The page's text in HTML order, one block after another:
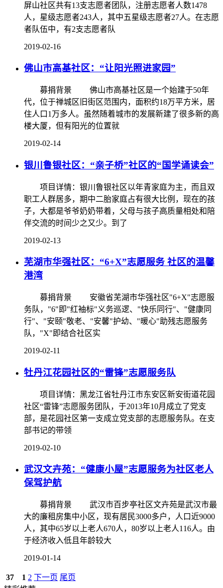
屏山社区共有13支志愿者团队，注册志愿者人数1478
人，星级志愿者243人，其中五星级志愿者27人。在志愿
者队伍中，有2支志愿者队
2019-02-16
佛山市高基社区：“让阳光照进家园”
募捐背景 佛山市高基社区是一个始建于50年
代，位于禅城区旧街区范围内，面积约18万平方米，居
住人口1万多人。虽然随着城市的发展新建了很多新的高
楼大厦，但有阳光的位置就
2019-02-14
银川鲁银社区：“亲子桥”社区的“国学诵读会”
项目详情：银川鲁银社区以年青家庭为主，而且双
职工人群居多，期中二胎家庭占有很大比例，现在的孩
子，大都是爷爷奶奶带着，父母与孩子高质量相处和陪
伴交流的时间少之又少。到了
2019-02-13
芜湖市华强社区：“6+X”志愿服务 社区的温馨
港湾
募捐背景 安徽省芜湖市华强社区"6+X"志愿服
务队，"6"即"红袖标"义务巡逻、"快乐同行"、"健康同
行"、"安颐"敬老、"安馨"护幼、"暖心"助残志愿服务
队，"X"即结合社区实
2019-02-11
牡丹江花园社区的“雷锋”志愿服务队
项目详情：黑龙江省牡丹江市东安区新安街道花园
社区“雷锋”志愿服务团队，于2013年10月成立了党支
部，是花园社区第一支成立党支部的志愿服务队。在支
部书记的带领
2019-02-10
武汉文卉苑：“健康小屋”志愿服务为社区老人
保驾护航
募捐背景 武汉市百步亭社区文卉苑是武汉市最
大的廉租房集中小区，现有居民3000多户，人口近9000
人，其中65岁以上老人670人，80岁以上老人116人。由
于经济收入低且年龄较大
2019-01-14
37 1 2 下一页 尾页